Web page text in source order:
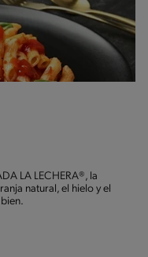
LA LECHERA®, la
natural, el hielo y el